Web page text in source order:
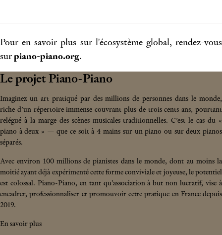
Pour en savoir plus sur l'écosystème global, rendez-vous
surpiano-piano.org.
Le projet Piano-Piano
Imaginez un art pratiqué par des millions de personnes dans le monde,
riche d’un répertoire immense couvrant plus de trois cents ans, pourtant
relégué à la marge des scènes musicales traditionnelles. C’est le cas du «
piano à deux » — que ce soit à 4 mains sur un piano ou sur deux pianos
séparés.
Avec environ 100 millions de pianistes dans le monde, dont au moins la
moitié ayant déjà expérimenté cette forme conviviale et joyeuse, le potentiel
est colossal. Piano-Piano, en tant qu’association à but non lucratif, vise à
encadrer, professionnaliser et promouvoir cette pratique en France depuis
2019.
En savoir plus